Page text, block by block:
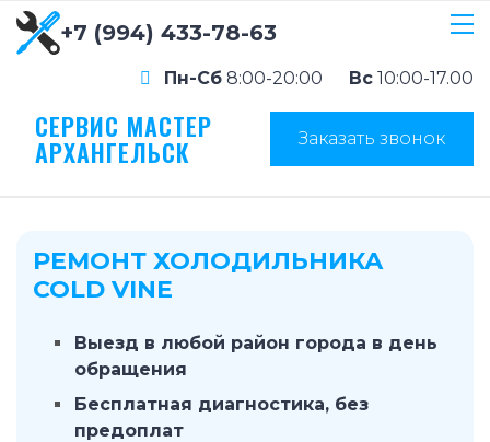
+7 (994) 433-78-63
Пн-Сб 8:00-20:00 Вс 10:00-17.00
СЕРВИС МАСТЕР
АРХАНГЕЛЬСК Заказать звонок
РЕМОНТ ХОЛОДИЛЬНИКА
COLD VINE
Выезд в любой район города в день
обращения
Бесплатная диагностика, без
предоплат